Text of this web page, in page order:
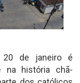
20 de janeiro é
na história chã-